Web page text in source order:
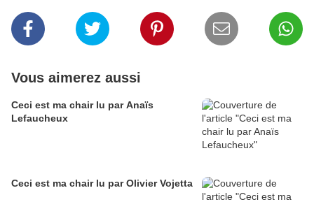
Vous aimerez aussi
Ceci est ma chair lu par Anaïs
Lefaucheux
Ceci est ma chair lu par Olivier Vojetta